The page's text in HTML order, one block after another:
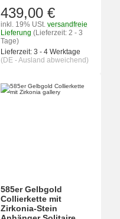
439,00 €
inkl. 19% USt. versandfreie
Lieferung (Lieferzeit: 2 - 3
Tage)
Lieferzeit: 3 - 4 Werktage
(DE - Ausland abweichend)
585er Gelbgold
Collierkette mit
Zirkonia-Stein